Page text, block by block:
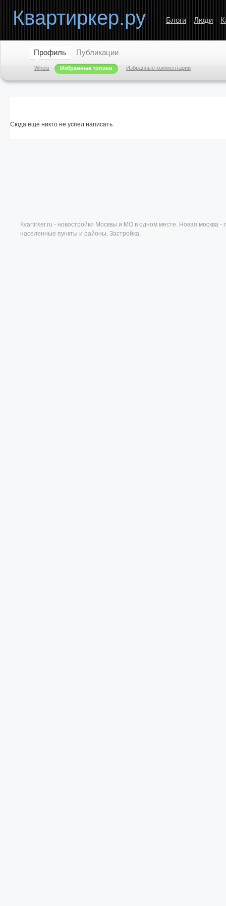
Квартиркер.ру Блоги Люди
Профиль
Whois Избранные топики Избранные комментарии
Публикации
Сюда еще никто не успел написать
Кvartirker.ru - новостройки Москвы и МО в одном месте. Новая москва
населенные пункты и районы. Застройка.